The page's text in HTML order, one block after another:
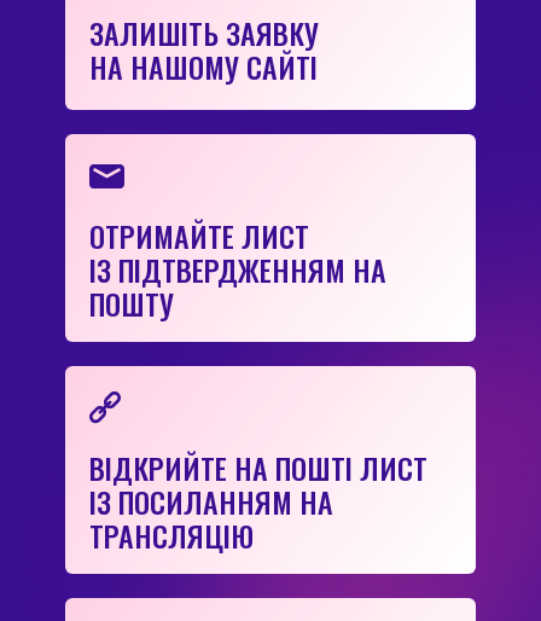
ЗАЛИШІТЬ ЗАЯВКУ
НА НАШОМУ САЙТІ
ОТРИМАЙТЕ ЛИСТ
ІЗ ПІДТВЕРДЖЕННЯМ НА
ПОШТУ
ВІДКРИЙТЕ НА ПОШТІ ЛИСТ
ІЗ ПОСИЛАННЯМ НА
ТРАНСЛЯЦІЮ